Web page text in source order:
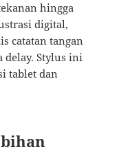
hingga
digital,
catatan tangan
delay. Stylus ini
tablet dan